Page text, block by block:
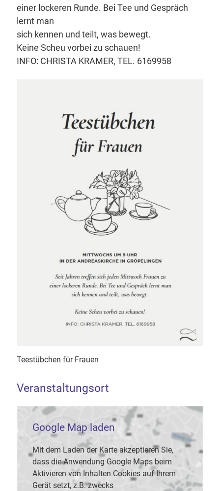
einer lockeren Runde. Bei Tee und Gespräch
lernt man
sich kennen und teilt, was bewegt.
Keine Scheu vorbei zu schauen!
INFO: CHRISTA KRAMER, TEL. 6169958
Teestübchen für Frauen
Veranstaltungsort
Google Map laden
Mit dem Laden der Karte akzeptieren Sie,
dass die Anwendung Google Maps beim
Aktivieren von Inhalten Cookies auf Ihrem
Gerät setzt, z.B. zwecks